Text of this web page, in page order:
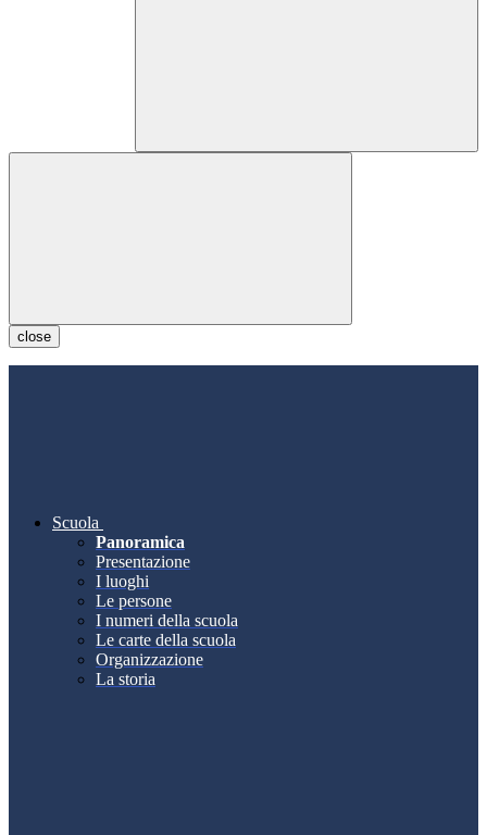
close
Scuola
Panoramica
Presentazione
I luoghi
Le persone
I numeri della scuola
Le carte della scuola
Organizzazione
La storia